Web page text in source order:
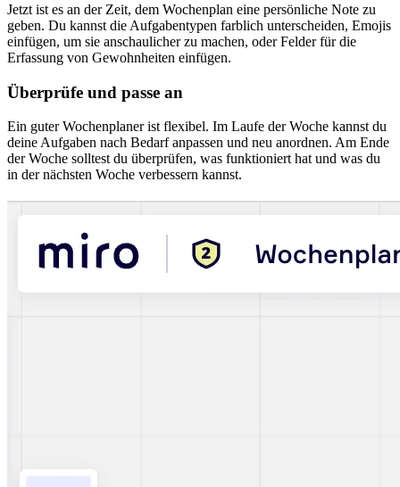
Jetzt ist es an der Zeit, dem Wochenplan eine persönliche Note zu
geben. Du kannst die Aufgabentypen farblich unterscheiden, Emojis
einfügen, um sie anschaulicher zu machen, oder Felder für die
Erfassung von Gewohnheiten einfügen.
Überprüfe und passe an
Ein guter Wochenplaner ist flexibel. Im Laufe der Woche kannst du
deine Aufgaben nach Bedarf anpassen und neu anordnen. Am Ende
der Woche solltest du überprüfen, was funktioniert hat und was du
in der nächsten Woche verbessern kannst.